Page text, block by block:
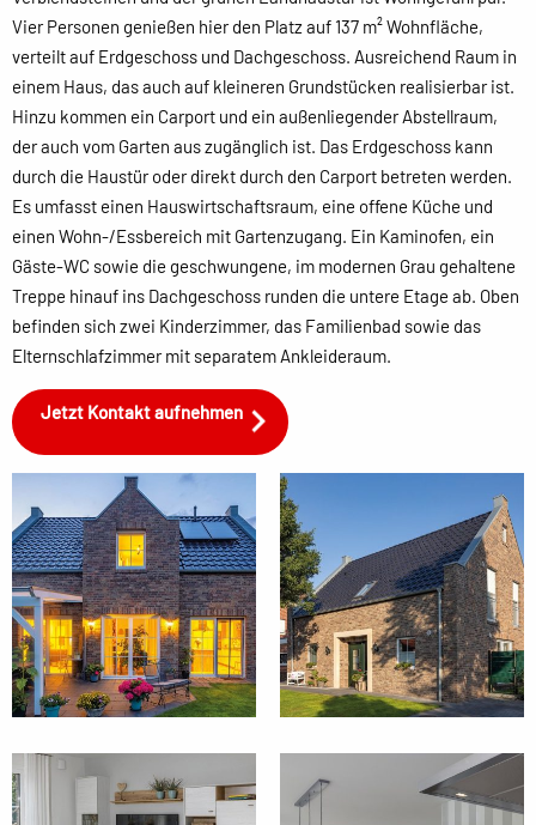
Vier Personen genießen hier den Platz auf 137 m² Wohnfläche,
verteilt auf Erdgeschoss und Dachgeschoss. Ausreichend Raum in
einem Haus, das auch auf kleineren Grundstücken realisierbar ist.
Hinzu kommen ein Carport und ein außenliegender Abstellraum,
der auch vom Garten aus zugänglich ist. Das Erdgeschoss kann
durch die Haustür oder direkt durch den Carport betreten werden.
Es umfasst einen Hauswirtschaftsraum, eine offene Küche und
einen Wohn-/Essbereich mit Gartenzugang. Ein Kaminofen, ein
Gäste-WC sowie die geschwungene, im modernen Grau gehaltene
Treppe hinauf ins Dachgeschoss runden die untere Etage ab. Oben
befinden sich zwei Kinderzimmer, das Familienbad sowie das
Elternschlafzimmer mit separatem Ankleideraum.
Jetzt Kontakt aufnehmen